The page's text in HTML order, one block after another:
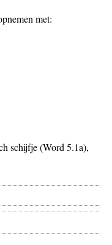
met:
schijfje (Word 5.1a),